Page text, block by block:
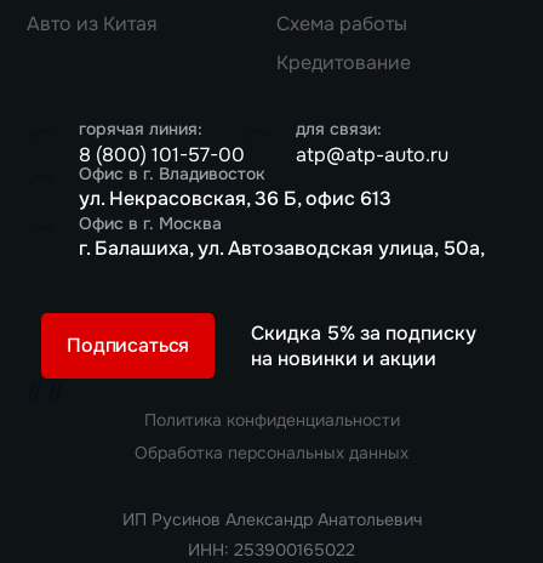
Авто из Китая
Схема работы
Кредитование
горячая линия:
8 (800) 101-57-00
для связи:
atp@atp-auto.ru
Офис в г. Владивосток
ул. Некрасовская, 36 Б, офис 613
Офис в г. Москва
г. Балашиха, ул. Автозаводская улица, 50а,
Скидка 5% за подписку
на новинки и акции
Подписаться
Политика конфиденциальности
Обработка персональных данных
ИП Русинов Александр Анатольевич
ИНН: 253900165022